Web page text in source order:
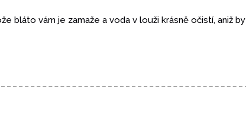
bláto vám je zamaže a voda v louži krásně očistí, aniž by